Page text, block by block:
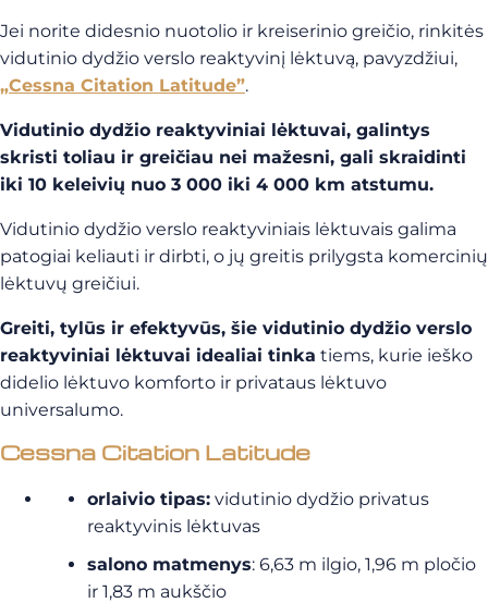
Jei norite didesnio nuotolio ir kreiserinio greičio, rinkitės
vidutinio dydžio verslo reaktyvinį lėktuvą, pavyzdžiui,
„Cessna Citation Latitude”.
Vidutinio dydžio reaktyviniai lėktuvai, galintys
skristi toliau ir greičiau nei mažesni, gali skraidinti
iki 10 keleivių nuo 3 000 iki 4 000 km atstumu.
Vidutinio dydžio verslo reaktyviniais lėktuvais galima
patogiai keliauti ir dirbti, o jų greitis prilygsta komercinių
lėktuvų greičiui.
Greiti, tylūs ir efektyvūs, šie vidutinio dydžio verslo
reaktyviniai lėktuvai idealiai tinka tiems, kurie ieško
didelio lėktuvo komforto ir privataus lėktuvo
universalumo.
Cessna Citation Latitude
orlaivio tipas: vidutinio dydžio privatus
reaktyvinis lėktuvas
salono matmenys: 6,63 m ilgio, 1,96 m pločio
ir 1,83 m aukščio